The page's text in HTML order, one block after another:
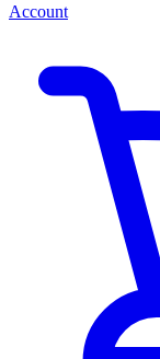
Account